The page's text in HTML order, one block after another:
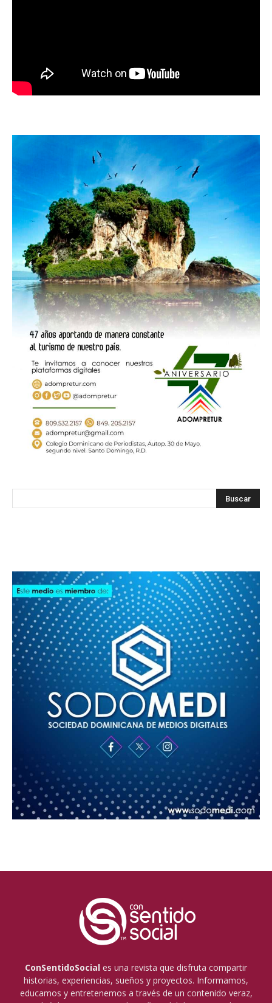
ConSentidoSocial es una revista que disfruta compartir
historias, experiencias, sueños y proyectos. Informamos,
educamos y entretenemos a través de un contenido veraz,